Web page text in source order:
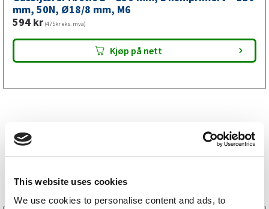
This website uses cookies
We use cookies to personalise content and ads, to
mm,
M6
antall
mm, 50N, Ø18/8 mm, M6
594 kr (475kr eks. mva)
Kjøp på nett
Bestselgere